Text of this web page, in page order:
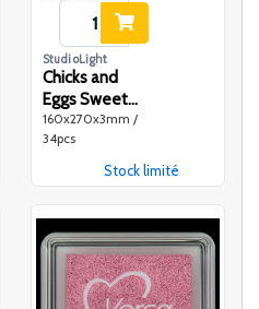
StudioLight
Chicks and
Eggs Sweet
Stories nr.36
160x270x3mm /
34pcs
Stock limité